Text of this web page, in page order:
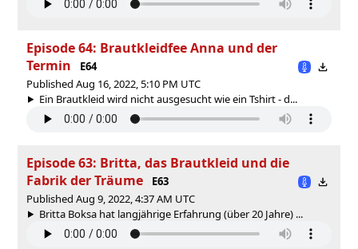
Episode 64: Brautkleidfee Anna und der
Termin
E64
Published Aug 16, 2022, 5:10 PM UTC
Ein Brautkleid wird nicht ausgesucht wie ein Tshirt - d...
Episode 63: Britta, das Brautkleid und die
Fabrik der Träume
E63
Published Aug 9, 2022, 4:37 AM UTC
Britta Boksa hat langjährige Erfahrung (über 20 Jahre) ...